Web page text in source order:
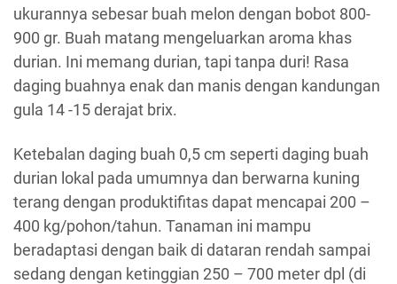
ukurannya sebesar buah melon dengan bobot 800-
900 gr. Buah matang mengeluarkan aroma khas
durian. Ini memang durian, tapi tanpa duri! Rasa
daging buahnya enak dan manis dengan kandungan
gula 14 -15 derajat brix.
Ketebalan daging buah 0,5 cm seperti daging buah
durian lokal pada umumnya dan berwarna kuning
terang dengan produktifitas dapat mencapai 200 –
400 kg/pohon/tahun. Tanaman ini mampu
beradaptasi dengan baik di dataran rendah sampai
sedang dengan ketinggian 250 – 700 meter dpl (di